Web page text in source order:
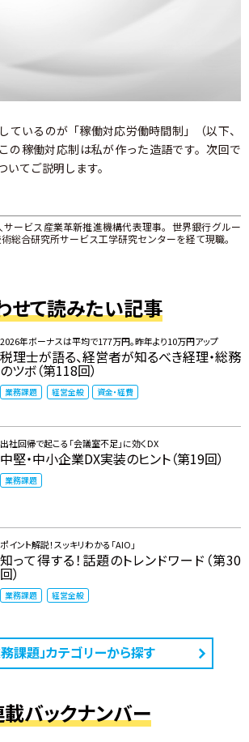
ているのが「稼働対応労働時間制」（以下、
の稼働対応制は私が作った造語です。次回で
てご説明します。
ービス産業革新推進機構代表理事。世界銀行グルー
総合研究所サービス工学研究センターを経て現職。
せて読みたい記事
2026年ボーナスは平均で177万円。昨年より10万円アップ
税理士が語る、経営者が知るべき経理・総務
のツボ（第118回）
業務課題 経営全般 資金・経費
出社回帰で起こる「会議室不足」に効くDX
中堅・中小企業DX実装のヒント（第19回）
業務課題
ポイント解説！スッキリわかる「AIO」
知って得する！話題のトレンドワード（第30
回）
業務課題 経営全般
務課題」カテゴリーから探す
バックナンバー